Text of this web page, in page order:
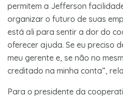
permitem a Jefferson
organizar o futuro de suas
está ali para sentir a dor do
oferecer ajuda. Se eu preciso
meu gerente e, se não no
creditado na minha conta”,
Para o presidente da